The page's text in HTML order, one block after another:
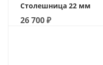
Столешница 22 мм
26 700₽